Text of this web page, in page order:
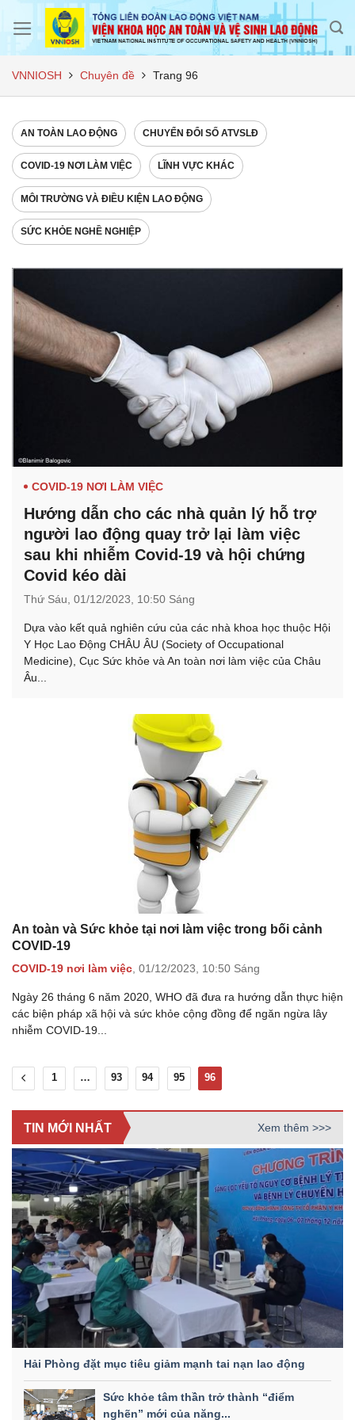
VNNIOSH Chuyên đề Trang 96
AN TOÀN LAO ĐỘNG CHUYỂN ĐỔI SỐ ATVSLĐ
COVID-19 NƠI LÀM VIỆC LĨNH VỰC KHÁC
MÔI TRƯỜNG VÀ ĐIỀU KIỆN LAO ĐỘNG
SỨC KHỎE NGHỀ NGHIỆP
COVID-19 NƠI LÀM VIỆC
Hướng dẫn cho các nhà quản lý hỗ trợ
người lao động quay trở lại làm việc
sau khi nhiễm Covid-19 và hội chứng
Covid kéo dài
Thứ Sáu, 01/12/2023, 10:50 Sáng
Dựa vào kết quả nghiên cứu của các nhà khoa học thuộc Hội
Y Học Lao Động CHÂU ÂU (Society of Occupational
Medicine), Cục Sức khỏe và An toàn nơi làm việc của Châu
Âu...
An toàn và Sức khỏe tại nơi làm việc trong bối cảnh
COVID-19
COVID-19 nơi làm việc, 01/12/2023, 10:50 Sáng
Ngày 26 tháng 6 năm 2020, WHO đã đưa ra hướng dẫn thực hiện
các biện pháp xã hội và sức khỏe cộng đồng để ngăn ngừa lây
nhiễm COVID-19...
1 … 93 94 95 96
TIN MỚI NHẤT Xem thêm >>>
Hải Phòng đặt mục tiêu giảm mạnh tai nạn lao động
Sức khỏe tâm thần trở thành “điểm
nghẽn” mới của năng...